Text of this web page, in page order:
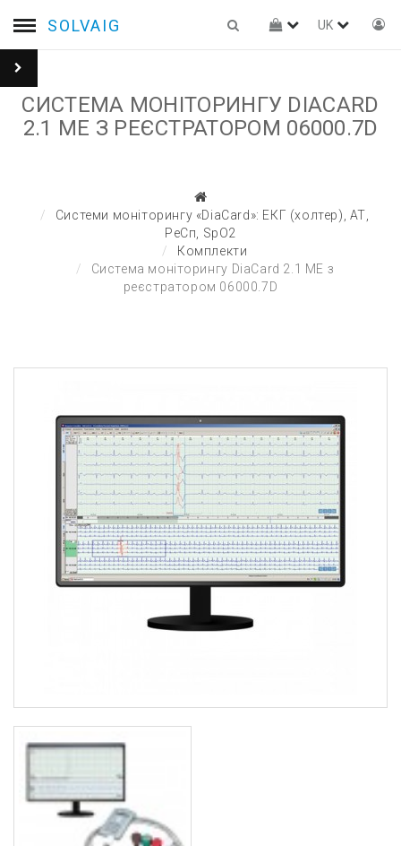
SOLVAIG UK
СИСТЕМА МОНІТОРИНГУ DIACARD
2.1 ME З РЕЄСТРАТОРОМ 06000.7D
Системи моніторингу «DiaCard»: ЕКГ (холтер), АТ,
РеСп, SpO2
Комплекти
Система моніторингу DiaCard 2.1 ME з
реєстратором 06000.7D